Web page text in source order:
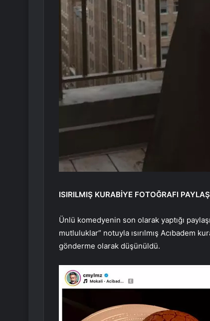
ISIRILMIŞ KURABİYE FOTOĞRAFI
Ünlü komedyenin son olarak yaptığı
mutluluklar” notuyla ısırılmış Acıbadem
gönderme olarak düşünüldü.